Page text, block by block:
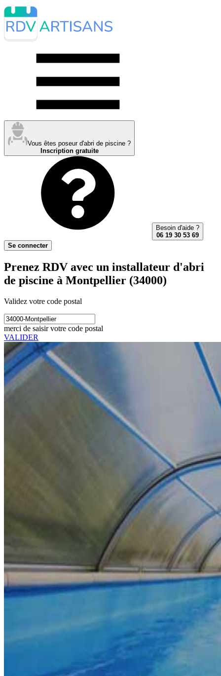
Vous êtes poseur d'abri de piscine ?
Inscription gratuite
Besoin d'aide ?
06 19 30 53 69
Se connecter
Prenez RDV avec un installateur d'abri
de piscine à Montpellier (34000)
Validez votre code postal
merci de saisir votre code postal
VALIDER